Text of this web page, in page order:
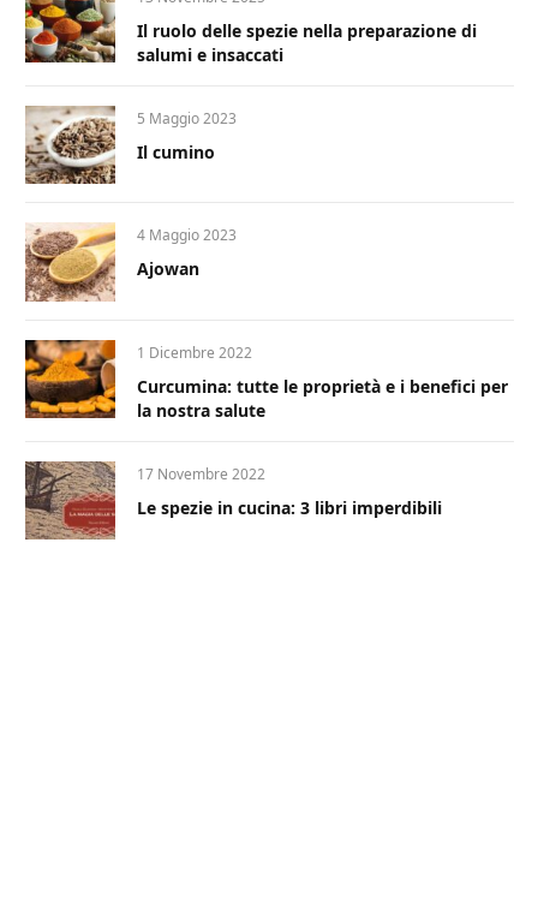
Il ruolo delle spezie nella preparazione di
salumi e insaccati
5 Maggio 2023
Il cumino
4 Maggio 2023
Ajowan
1 Dicembre 2022
Curcumina: tutte le proprietà e i benefici per
la nostra salute
17 Novembre 2022
Le spezie in cucina: 3 libri imperdibili